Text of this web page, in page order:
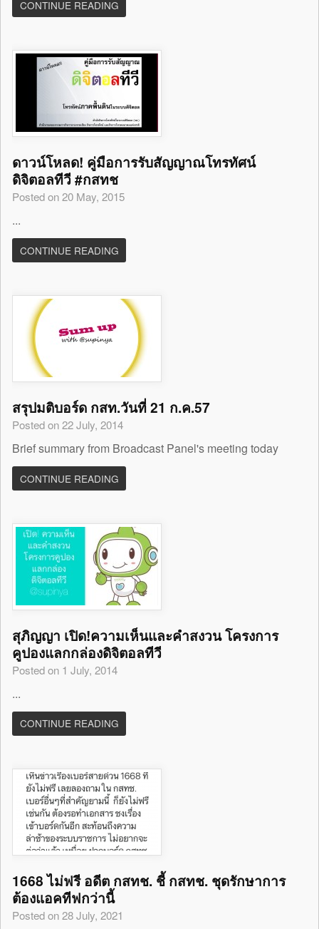
CONTINUE READING
ดาวน์โหลด! คู่มือการรับสัญญาณโทรทัศน์
ดิจิตอลทีวี #กสทช
Posted on 20 May, 2015
...
CONTINUE READING
สรุปมติบอร์ด กสท.วันที่ 21 ก.ค.57
Posted on 22 July, 2014
Brief summary from Broadcast Panel's meeting today
CONTINUE READING
สุภิญญา เปิด!ความเห็นและคำสงวน โครงการ
คูปองแลกกล่องดิจิตอลทีวี
Posted on 1 July, 2014
...
CONTINUE READING
1668 ไม่ฟรี อดีต กสทช. ชี้ กสทช. ชุดรักษาการ
ต้องแอคทีฟกว่านี้
Posted on 28 July, 2021